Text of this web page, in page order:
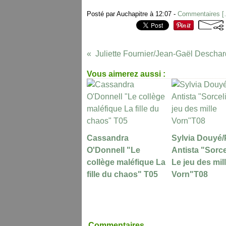
Posté par Auchapitre à 12:07 - Commentaires [
Vous aimerez aussi :
Cassandra
O'Donnell "Le
collège maléfique La
fille du chaos" T05
Sylvia Douyé/
Antista
Le jeu des
Vorn"T08